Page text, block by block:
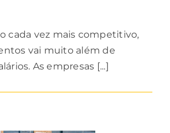
cada vez mais competitivo,
vai muito além de
As empresas [...]